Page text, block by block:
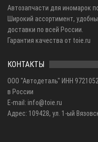
Автозапчасти для иномарок
Широкий ассортимент,
доставки по всей России.
Гарантия качества от toie.ru
КОНТАКТЫ
ООО "Автодеталь" ИНН
в России
E-mail: info@toie.ru
Адрес: 109428, ул. 1-ый